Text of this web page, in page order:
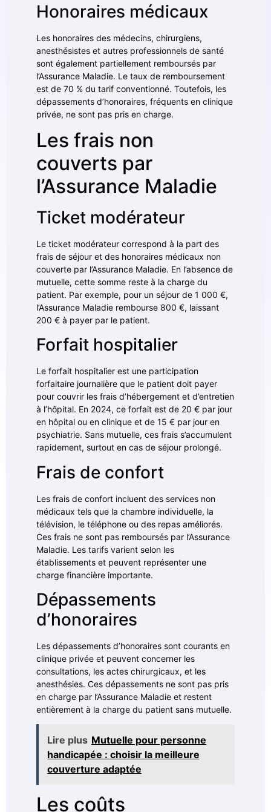
Honoraires médicaux
Les honoraires des médecins, chirurgiens,
anesthésistes et autres professionnels de santé
sont également partiellement remboursés par
l’Assurance Maladie. Le taux de remboursement
est de 70 % du tarif conventionné. Toutefois, les
dépassements d’honoraires, fréquents en clinique
privée, ne sont pas pris en charge.
Les frais non
couverts par
l’Assurance Maladie
Ticket modérateur
Le ticket modérateur correspond à la part des
frais de séjour et des honoraires médicaux non
couverte par l’Assurance Maladie. En l’absence de
mutuelle, cette somme reste à la charge du
patient. Par exemple, pour un séjour de 1 000 €,
l’Assurance Maladie rembourse 800 €, laissant
200 € à payer par le patient.
Forfait hospitalier
Le forfait hospitalier est une participation
forfaitaire journalière que le patient doit payer
pour couvrir les frais d’hébergement et d’entretien
à l’hôpital. En 2024, ce forfait est de 20 € par jour
en hôpital ou en clinique et de 15 € par jour en
psychiatrie. Sans mutuelle, ces frais s’accumulent
rapidement, surtout en cas de séjour prolongé.
Frais de confort
Les frais de confort incluent des services non
médicaux tels que la chambre individuelle, la
télévision, le téléphone ou des repas améliorés.
Ces frais ne sont pas remboursés par l’Assurance
Maladie. Les tarifs varient selon les
établissements et peuvent représenter une
charge financière importante.
Dépassements
d’honoraires
Les dépassements d’honoraires sont courants en
clinique privée et peuvent concerner les
consultations, les actes chirurgicaux, et les
anesthésies. Ces dépassements ne sont pas pris
en charge par l’Assurance Maladie et restent
entièrement à la charge du patient sans mutuelle.
Lire plus Mutuelle pour personne
handicapée : choisir la meilleure
couverture adaptée
Les coûts